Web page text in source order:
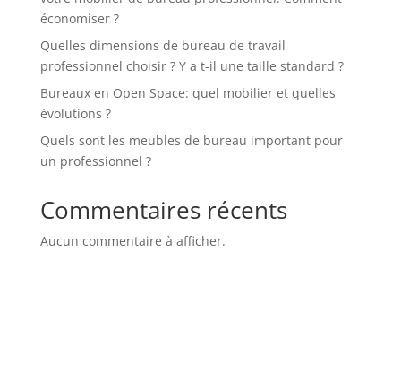
économiser ?
Quelles dimensions de bureau de travail
professionnel choisir ? Y a t-il une taille standard ?
Bureaux en Open Space: quel mobilier et quelles
évolutions ?
Quels sont les meubles de bureau important pour
un professionnel ?
Commentaires récents
Aucun commentaire à afficher.